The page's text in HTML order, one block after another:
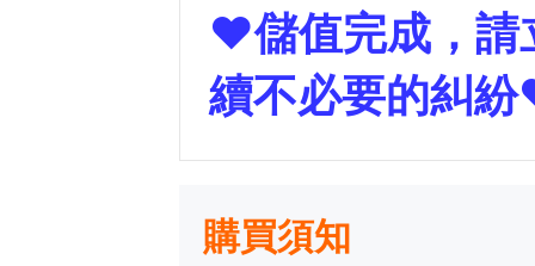
❤儲值完成，請
續不必要的糾
購買須知